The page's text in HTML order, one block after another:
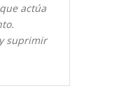
actúa
suprimir